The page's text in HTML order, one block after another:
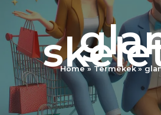
Home Termékek